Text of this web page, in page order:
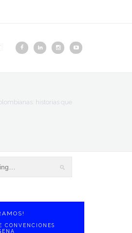
historias que
CONVENCIONES